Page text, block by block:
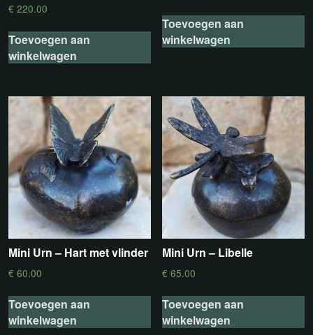
€ 220.00
Toevoegen aan
winkelwagen
Toevoegen aan
winkelwagen
Mini Urn – Hart met vlinder
€ 60.00
Toevoegen aan
winkelwagen
Mini Urn – Libelle
€ 65.00
Toevoegen aan
winkelwagen